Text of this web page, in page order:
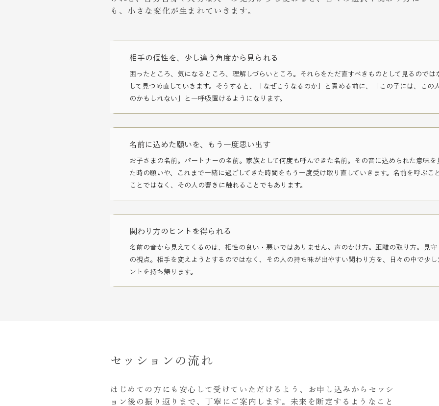
も、小さな変化が生まれていきます。
相手の個性を、少し違う角度から見られる
困ったところ、気になるところ、理解しづらいところ。それらをただ直すべきものとして見るのでは
して見つめ直していきます。そうすると、「なぜこうなるのか」と責める前に、「この子には、この
のかもしれない」と 一呼吸置けるようになります。
名前に込めた願いを、もう一度思い出す
お子さまの名前。 パートナーの名前。 家族として何度も呼んできた名前。
その音に込められた意味
た時の願いや、これまで一緒に過ごしてきた時間をもう一度受け取り直していきます。 名前を呼ぶこ
ことではなく、その人の響きに触れることでもあります。
関わり方のヒントを得られる
名前の音から見えてくるのは、 相性の良い・悪いではありません。 声のかけ方。 距離の取り方。 見守
の視点。 相手を変えようとするのではなく、 その人の持ち味が出やすい関わり方を、日々の中で少し
ントを持ち帰ります。
セッションの流れ
はじめての方にも安心して受けていただけるよう、お申し込みからセッシ
ョン後の振り返りまで、丁寧にご案内します。未来を断定するようなこと